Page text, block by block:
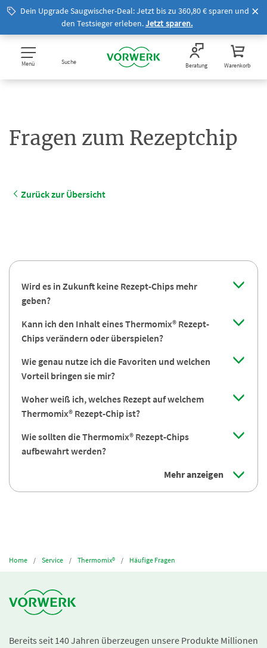
Dein Upgrade Saugwischer-Deal: Jetzt bis zu 360,80 € sparen und
den Testsieger erleben.Jetzt sparen.
Menü Suche Beratung Warenkorb
Fragen zum Rezeptchip
Zurück zur Übersicht
Wird es in Zukunft keine Rezept-Chips mehr
geben?
Kann ich den Inhalt eines Thermomix® Rezept-
Chips verändern oder überspielen?
Wie genau nutze ich die Favoriten und welchen
Vorteil bringen sie mir?
Woher weiß ich, welches Rezept auf welchem
Thermomix® Rezept-Chip ist?
Wie sollten die Thermomix® Rezept-Chips
aufbewahrt werden?
Mehr anzeigen
Home Service Thermomix® Häufige Fragen
Bereits seit 140 Jahren überzeugen unsere Produkte Millionen